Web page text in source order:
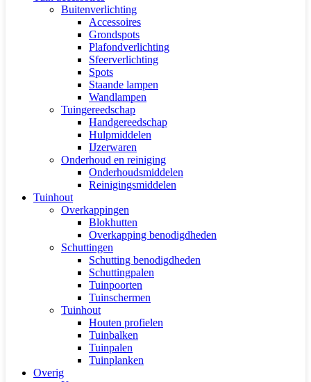
Buitenverlichting
Accessoires
Grondspots
Plafondverlichting
Sfeerverlichting
Spots
Staande lampen
Wandlampen
Tuingereedschap
Handgereedschap
Hulpmiddelen
IJzerwaren
Onderhoud en reiniging
Onderhoudsmiddelen
Reinigingsmiddelen
Tuinhout
Overkappingen
Blokhutten
Overkapping benodigdheden
Schuttingen
Schutting benodigdheden
Schuttingpalen
Tuinpoorten
Tuinschermen
Tuinhout
Houten profielen
Tuinbalken
Tuinpalen
Tuinplanken
Overig